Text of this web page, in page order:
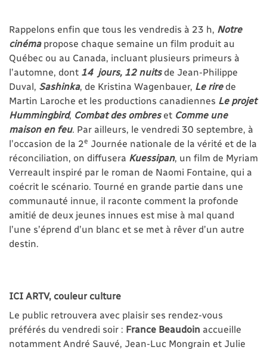
Rappelons enfin que tous les vendredis à 23 h, Notre
cinémapropose chaque semaine un film produit au
Québec ou au Canada, incluant plusieurs primeurs à
l’automne, dont 14 jours, 12 nuitsde Jean-Philippe
Duval, Sashinka, de Kristina Wagenbauer, Le rirede
Martin Laroche et les productions canadiennes Le projet
Hummingbird, Combat des ombreset Comme une
maison en feu. Par ailleurs, le vendredi 30 septembre, à
l’occasion de la 2e Journée nationale de la vérité et de la
réconciliation, on diffusera Kuessipan, un film de Myriam
Verreault inspiré par le roman de Naomi Fontaine, qui a
coécrit le scénario. Tourné en grande partie dans une
communauté innue, il raconte comment la profonde
amitié de deux jeunes innues est mise à mal quand
l’une s’éprend d’un blanc et se met à rêver d’un autre
destin.
ICI ARTV, couleur culture
Le public retrouvera avec plaisir ses rendez-vous
préférés du vendredi soir : France Beaudoin accueille
notamment André Sauvé, Jean-Luc Mongrain et Julie